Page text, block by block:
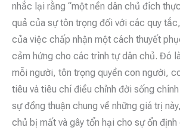
nhắc lại rằng “một nền dân chủ đích
quả của sự tôn trọng đối với các quy
của việc chấp nhận một cách thuyết
cảm hứng cho các trình tự dân chủ. Đó
mỗi người, tôn trọng quyền con người,
tiêu và tiêu chí điều chỉnh đời sống
sự đồng thuận chung về những giá trị
chủ bị mất và gây tổn hại cho sự ổn định